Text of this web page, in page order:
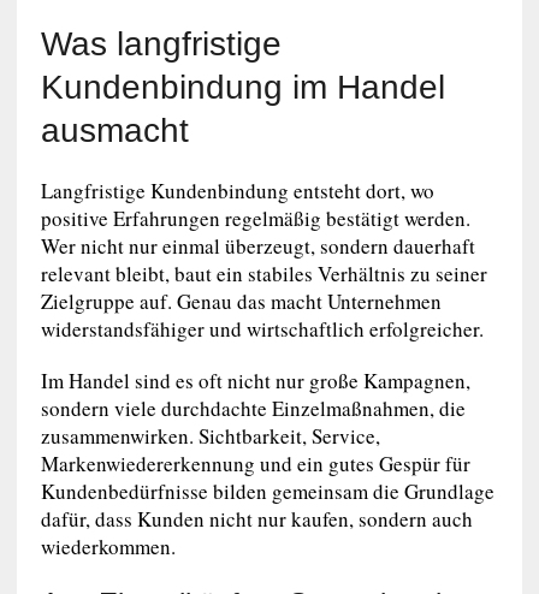
Was langfristige
Kundenbindung im Handel
ausmacht
Langfristige Kundenbindung entsteht dort, wo
positive Erfahrungen regelmäßig bestätigt werden.
Wer nicht nur einmal überzeugt, sondern dauerhaft
relevant bleibt, baut ein stabiles Verhältnis zu seiner
Zielgruppe auf. Genau das macht Unternehmen
widerstandsfähiger und wirtschaftlich erfolgreicher.
Im Handel sind es oft nicht nur große Kampagnen,
sondern viele durchdachte Einzelmaßnahmen, die
zusammenwirken. Sichtbarkeit, Service,
Markenwiedererkennung und ein gutes Gespür für
Kundenbedürfnisse bilden gemeinsam die Grundlage
dafür, dass Kunden nicht nur kaufen, sondern auch
wiederkommen.